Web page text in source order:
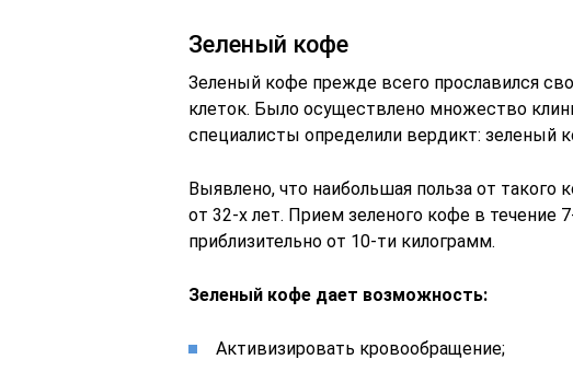
Зеленый кофе
Зеленый кофе прежде всего прославился
клеток. Было осуществлено множество
специалисты определили вердикт: зеленый
Выявлено, что наибольшая польза от
от 32-х лет. Прием зеленого кофе в течение
приблизительно от 10-ти килограмм.
Зеленый кофе дает возможность:
Активизировать кровообращение;